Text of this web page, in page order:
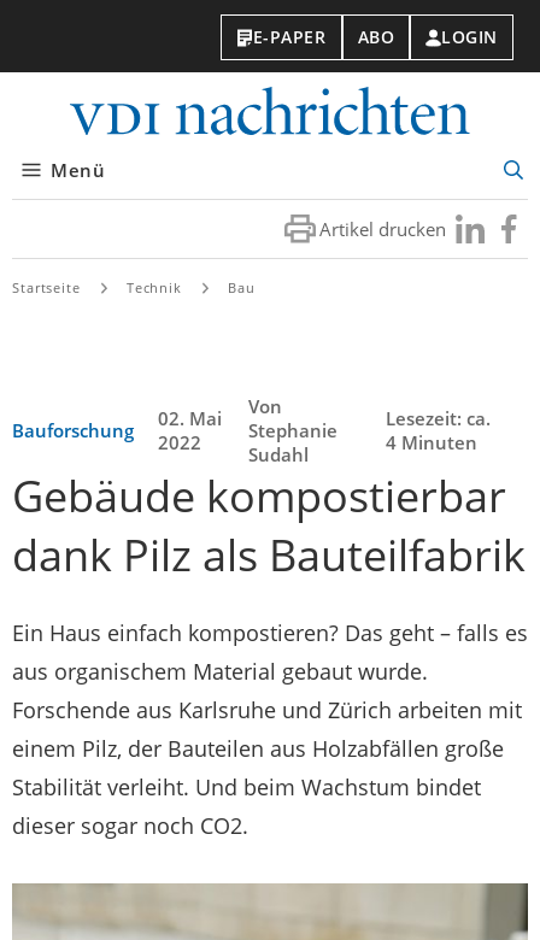
E-PAPER ABO LOGIN
Menü
Artikel drucken Besuchen
Sie
Sie
Startseite Technik Bau
Bauforschung
02. Mai
2022
Von
Stephanie
Sudahl
Lesezeit: ca.
4 Minuten
Gebäude kompostierbar
dank Pilz als Bauteilfabrik
Ein Haus einfach kompostieren? Das geht – falls es
aus organischem Material gebaut wurde.
Forschende aus Karlsruhe und Zürich arbeiten mit
einem Pilz, der Bauteilen aus Holzabfällen große
Stabilität verleiht. Und beim Wachstum bindet
dieser sogar noch CO2.